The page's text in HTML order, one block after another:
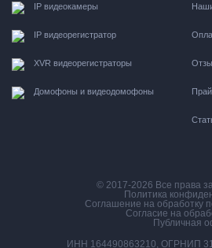
IP видеокамеры
IP видеорегистратор
XVR видеорегистраторы
Домофоны и видеодомофоны
© 2017-2026 Все права
Политика
Соглашение на обработку
Согласие на
Публичная
ИНН 164490863210, ОГРНИП